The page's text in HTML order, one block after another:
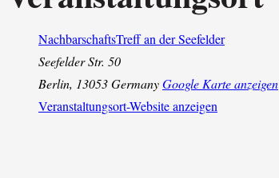
NachbarschaftsTreff an der Seefelder
Seefelder Str. 50
Berlin, 13053GermanyGoogle Karte anzeigen
Veranstaltungsort-Website anzeigen